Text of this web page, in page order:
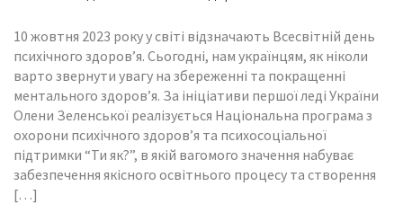
10 жовтня 2023 року у світі відзначають Всесвітній день
психічного здоров’я. Сьогодні, нам українцям, як ніколи
варто звернути увагу на збереженні та покращенні
ментального здоров’я. За ініціативи першої леді України
Олени Зеленської реалізується Національна програма з
охорони психічного здоров’я та психосоціальної
підтримки “Ти як?”, в якій вагомого значення набуває
забезпечення якісного освітнього процесу та створення
[…]